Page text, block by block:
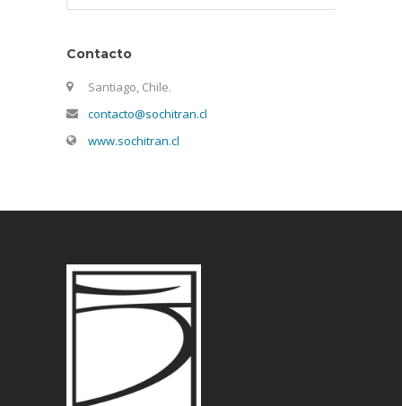
Contacto
Santiago, Chile.
contacto@sochitran.cl
www.sochitran.cl